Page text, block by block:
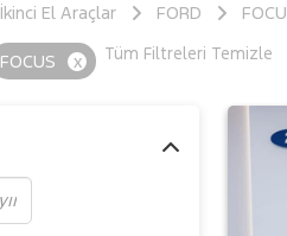
>
CITROEN
NISSAN
İkinci El Araçlar FORD
Tüm Filtreleri Temizle
FOCUS x